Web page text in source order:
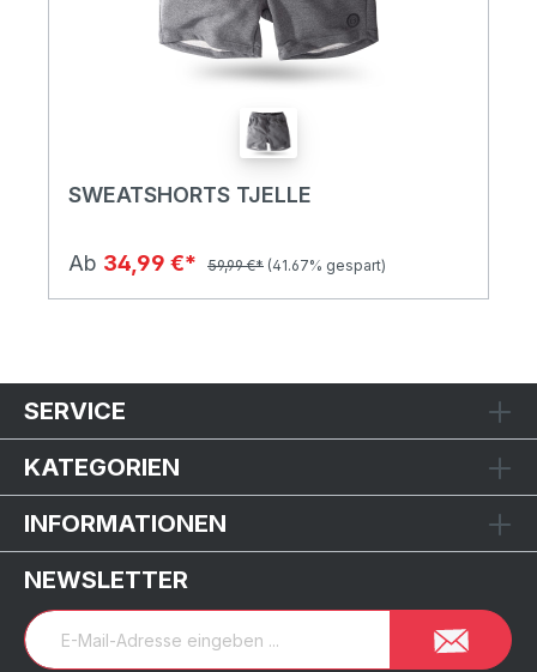
SWEATSHORTS TJELLE
Ab 34,99 €* 59,99 €* (41.67% gespart)
SERVICE
KATEGORIEN
INFORMATIONEN
NEWSLETTER